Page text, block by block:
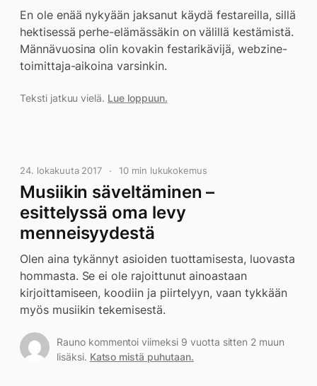
En ole enää nykyään jaksanut käydä festareilla, sillä
hektisessä perhe-elämässäkin on välillä kestämistä.
Männävuosina olin kovakin festarikävijä, webzine-
toimittaja-aikoina varsinkin.
Teksti jatkuu vielä. Lue loppuun.
24. lokakuuta 2017 10 min lukukokemus
Musiikin säveltäminen –
esittelyssä oma levy
menneisyydestä
Olen aina tykännyt asioiden tuottamisesta, luovasta
hommasta. Se ei ole rajoittunut ainoastaan
kirjoittamiseen, koodiin ja piirtelyyn, vaan tykkään
myös musiikin tekemisestä.
Rauno kommentoi viimeksi 9 vuotta sitten 2 muun
lisäksi. Katso mistä puhutaan.